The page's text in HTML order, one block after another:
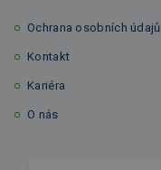
Ochrana osobních údajů
Kontakt
Kariéra
O nás